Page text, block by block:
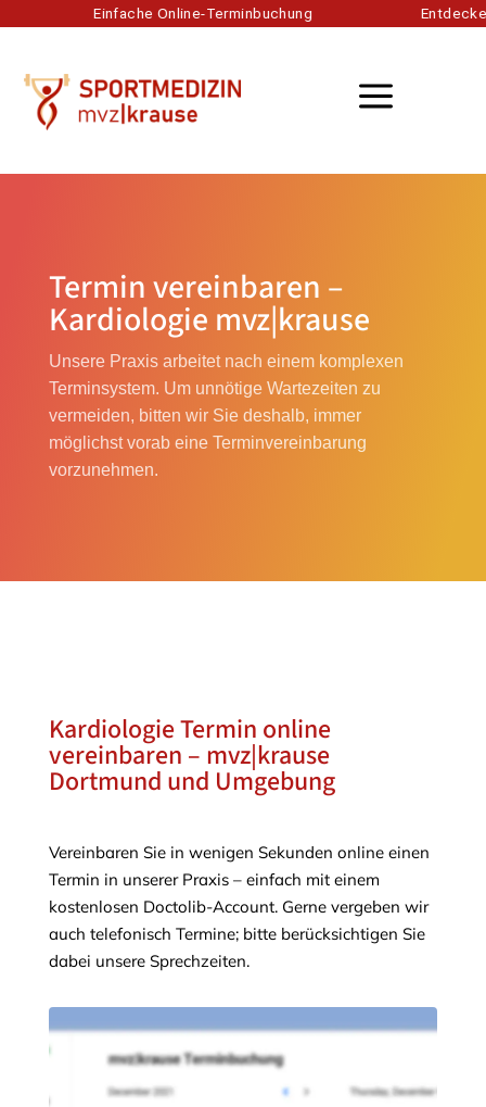
Einfache Online-Terminbuchung Entdecken
a
Termin vereinbaren –
Kardiologie mvz|krause
Unsere Praxis arbeitet nach einem komplexen
Terminsystem. Um unnötige Wartezeiten zu
vermeiden, bitten wir Sie deshalb, immer
möglichst vorab eine Terminvereinbarung
vorzunehmen.
Kardiologie Termin online
vereinbaren – mvz|krause
Dortmund und Umgebung
Vereinbaren Sie in wenigen Sekunden online einen
Termin in unserer Praxis – einfach mit einem
kostenlosen Doctolib-Account. Gerne vergeben wir
auch telefonisch Termine; bitte berücksichtigen Sie
dabei unsere Sprechzeiten.